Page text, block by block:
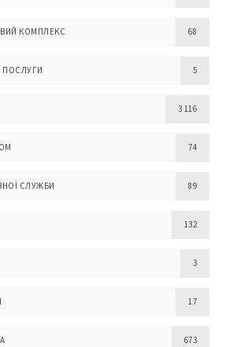
КОМПЛЕКС 68
ПОСЛУГИ 5
3 116
74
СЛУЖБИ 89
132
3
17
673